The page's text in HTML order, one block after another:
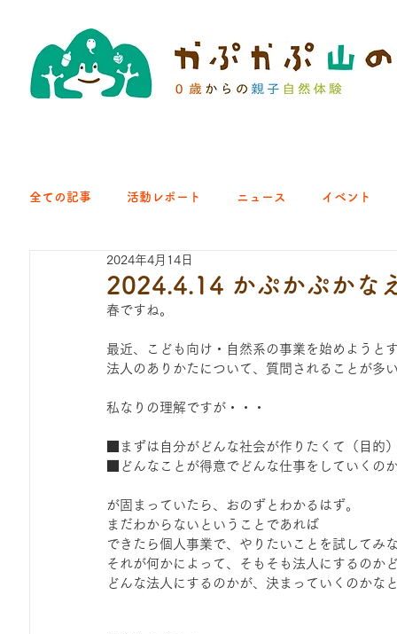
全ての記事 活動レポート ニュース イベント
クラブ｜くらす森
ひろば｜おそきっこ里山プレイパーク＆青空こども食堂
広報誌・ニュースレター 虫とり大作戦 かぷか
2024.4.14 かぷかぷかな
2024年4月14日
春ですね。
最近、こども向け・自然系の事業を始めようと
法人のありかたについて、質問されることが多
私なりの理解ですが・・・
■まずは自分がどんな社会が作りたくて（目的
■どんなことが得意でどんな仕事をしていくの
が固まっていたら、おのずとわかるはず。
まだわからないということであれば
できたら個人事業で、やりたいことを試してみ
それが何かによって、そもそも法人にするのか
どんな法人にするのかが、決まっていくのかな